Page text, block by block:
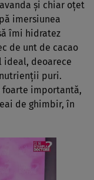
şi chiar oţet
imersiunea
îmi hidratez
de unt de cacao
ideal, deoarece
puri.
importantă,
de ghimbir, în